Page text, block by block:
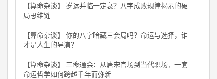
【算命杂谈】 岁运并临一定衰？八字成败规律揭示的破
局思维链
【算命杂谈】 你的八字暗藏三会局吗？命运与选择，谁
才是人生的导演？
【算命杂谈】 三命通会：从唐宋官场到当代职场，一套
命运哲学如何跨越千年而弥新